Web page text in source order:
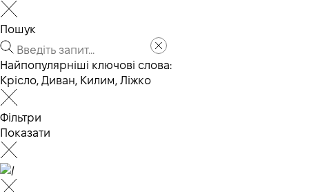
Пошук
Найпопулярніші ключові слова:
Крісло, Диван, Килим, Ліжко
Фільтри
Показати